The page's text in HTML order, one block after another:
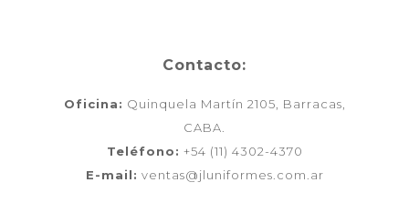
Contacto:
Oficina: Quinquela Martín 2105, Barracas,
CABA.
Teléfono: +54 (11) 4302-4370
E-mail: ventas@jluniformes.com.ar